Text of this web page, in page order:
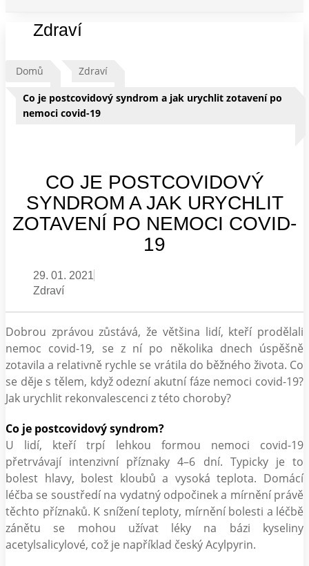
Zdraví
Domů Zdraví
Co je postcovidový syndrom a jak urychlit zotavení po
nemoci covid-19
CO JE POSTCOVIDOVÝ
SYNDROM A JAK URYCHLIT
ZOTAVENÍ PO NEMOCI COVID-
19
29. 01. 2021
Zdraví
Dobrou zprávou zůstává, že většina lidí, kteří prodělali
nemoc covid-19, se z ní po několika dnech úspěšně
zotavila a relativně rychle se vrátila do běžného života. Co
se děje s tělem, když odezní akutní fáze nemoci covid-19?
Jak urychlit rekonvalescenci z této choroby?
Co je postcovidový syndrom?
U lidí, kteří trpí lehkou formou nemoci covid-19
přetrvávají intenzivní příznaky 4–6 dní. Typicky je to
bolest hlavy, bolest kloubů a vysoká teplota. Domácí
léčba se soustředí na vydatný odpočinek a mírnění právě
těchto příznaků. K snížení teploty, mírnění bolesti a léčbě
zánětu se mohou užívat léky na bázi kyseliny
acetylsalicylové, což je například český Acylpyrin.